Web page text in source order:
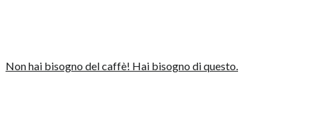
Non hai bisogno del caffè! Hai bisogno di questo.